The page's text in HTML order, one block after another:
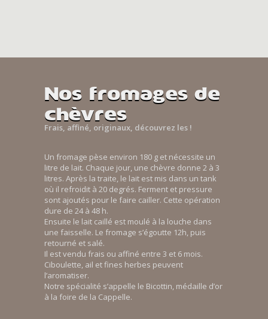
Nos fromages de
chèvres
Frais, affiné, originaux, découvrez les !
Un fromage pèse environ 180 g et nécessite un
litre de lait. Chaque jour, une chèvre donne 2 à 3
litres. Après la traite, le lait est mis dans un tank
où il refroidit à 20 degrés. Ferment et pressure
sont ajoutés pour le faire cailler. Cette opération
dure de 24 à 48 h.
Ensuite le lait caillé est moulé à la louche dans
une faisselle. Le fromage s’égoutte 12h, puis
retourné et salé.
Il est vendu frais ou affiné entre 3 et 6 mois.
Ciboulette, ail et fines herbes peuvent
l’aromatiser.
Notre spécialité s’appelle le Bicottin, médaille d’or
à la foire de la Cappelle.